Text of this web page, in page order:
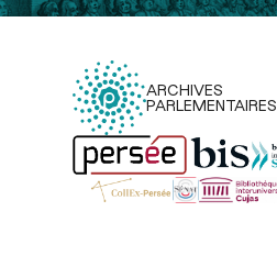
ARCHIVES
PARLEMENTAIRES